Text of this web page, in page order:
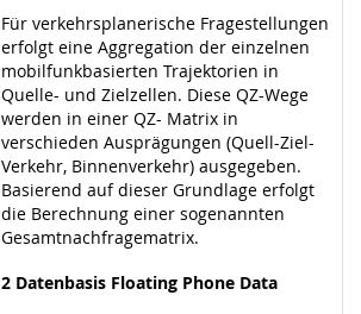
Für verkehrsplanerische Fragestellungen
erfolgt eine Aggregation der einzelnen
mobilfunkbasierten Trajektorien in
Quelle- und Zielzellen. Diese QZ-Wege
werden in einer QZ- Matrix in
verschieden Ausprägungen (Quell-Ziel-
Verkehr, Binnenverkehr) ausgegeben.
Basierend auf dieser Grundlage erfolgt
die Berechnung einer sogenannten
Gesamtnachfragematrix.
2 Datenbasis Floating Phone Data